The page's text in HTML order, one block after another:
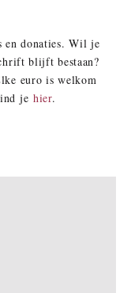
donaties. Wil je
blijft bestaan?
euro is welkom
je hier.